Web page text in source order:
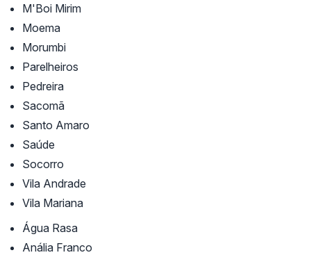
M'Boi Mirim
Moema
Morumbi
Parelheiros
Pedreira
Sacomã
Santo Amaro
Saúde
Socorro
Vila Andrade
Vila Mariana
Água Rasa
Anália Franco